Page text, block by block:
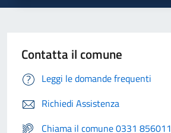
Contatta il comune
Leggi le domande frequenti
Richiedi Assistenza
Chiama il comune 0331 856011